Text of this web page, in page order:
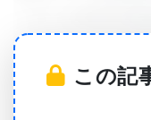
Schneider 大学教
ュタイン医学博士
この記